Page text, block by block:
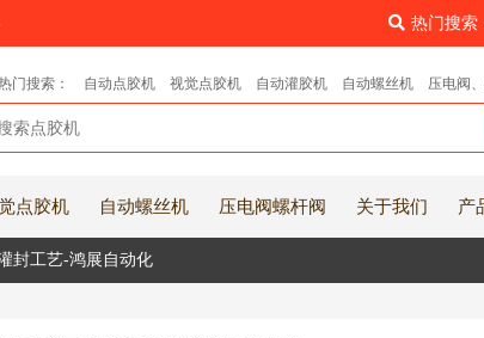
热门搜索
门搜索： 自动点胶机 视觉点胶机 自动灌胶机 自动螺丝机 压电阀
点胶机 自动螺丝机 压电阀螺杆阀 关于我们 产
封工艺-鸿展自动化